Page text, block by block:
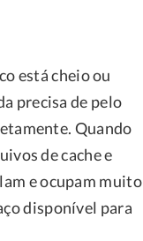
está cheio ou
precisa de pelo
Quando
de cache e
e ocupam muito
disponível para